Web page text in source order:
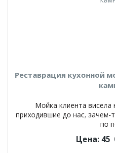
Реставрация кухонной
Мойка клиента висела
приходившие до нас, зачем-
по
Цена: 45